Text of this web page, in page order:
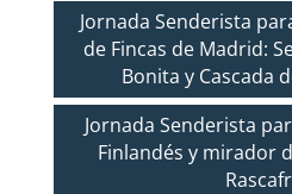
Jornada Senderista
de Fincas de Madrid:
Bonita y Cascada
Jornada Senderista
Finlandés y mirador